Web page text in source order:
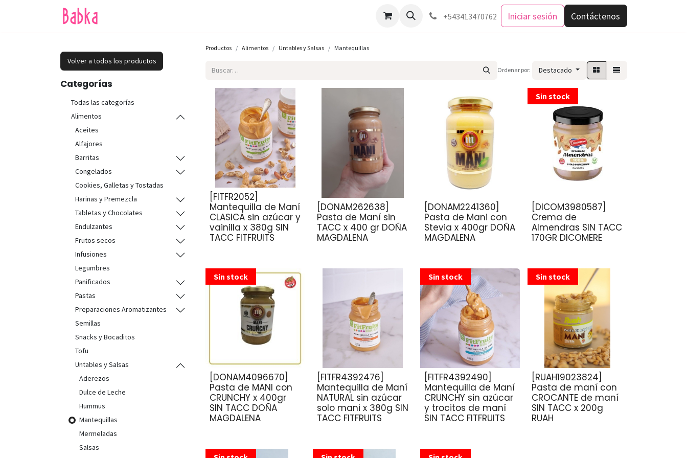
Como comprar +543413470762 Iniciar sesión Contáctenos
Volver a todos los productos
Categorías
Todas las categorías
Alimentos
Aceites
Alfajores
Barritas
Congelados
Cookies, Galletas y Tostadas
Harinas y Premezcla
Tabletas y Chocolates
Endulzantes
Frutos secos
Infusiones
Legumbres
Panificados
Pastas
Preparaciones Aromatizantes
Semillas
Snacks y Bocaditos
Tofu
Untables y Salsas
Aderezos
Dulce de Leche
Hummus
Mantequillas
Mermeladas
Salsas
Productos Alimentos Untables y Salsas Mantequillas
Ordenar por: Destacado
[FITFR2052]
Mantequilla de Maní
CLASICA sin azúcar y
vainilla x 380g SIN
TACC FITFRUITS
[DONAM262638]
Pasta de Maní sin
TACC x 400 gr DOÑA
MAGDALENA
[DONAM2241360]
Pasta de Mani con
Stevia x 400gr DOÑA
MAGDALENA
Sin stock
[DICOM3980587]
Crema de
Almendras SIN TACC
170GR DICOMERE
Sin stock
[DONAM4096670]
Pasta de MANI con
CRUNCHY x 400gr
SIN TACC DOÑA
MAGDALENA
[FITFR4392476]
Mantequilla de Maní
NATURAL sin azúcar
solo mani x 380g SIN
TACC FITFRUITS
Sin stock
[FITFR4392490]
Mantequilla de Maní
CRUNCHY sin azúcar
y trocitos de maní
SIN TACC FITFRUITS
Sin stock
[RUAH19023824]
Pasta de maní con
CROCANTE de maní
SIN TACC x 200g
RUAH